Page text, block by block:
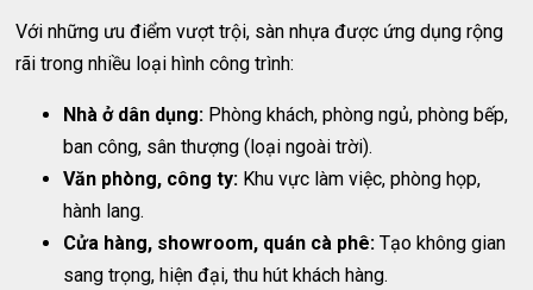
Với những ưu điểm vượt trội, sàn nhựa được ứng dụng rộng
rãi trong nhiều loại hình công trình:
Nhà ở dân dụng: Phòng khách, phòng ngủ, phòng bếp,
ban công, sân thượng (loại ngoài trời).
Văn phòng, công ty: Khu vực làm việc, phòng họp,
hành lang.
Cửa hàng, showroom, quán cà phê: Tạo không gian
sang trọng, hiện đại, thu hút khách hàng.